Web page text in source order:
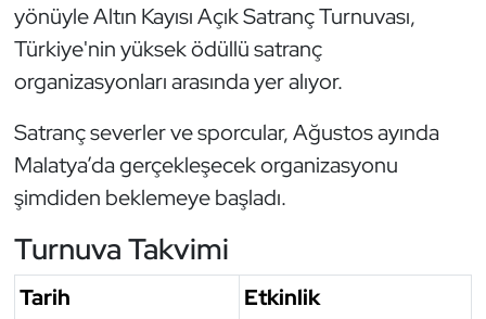
yönüyle Altın Kayısı Açık Satranç Turnuvası,
Türkiye'nin yüksek ödüllü satranç
organizasyonları arasında yer alıyor.
Satranç severler ve sporcular, Ağustos ayında
Malatya’da gerçekleşecek organizasyonu
şimdiden beklemeye başladı.
Turnuva Takvimi
Tarih
Etkinlik
Optimist
Oryantiring
Özel Sporcular
Paralimpik
Ragbi
Satranç